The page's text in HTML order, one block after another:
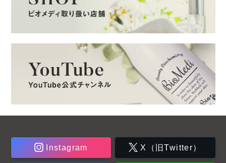
Instagram X（旧Twitter）